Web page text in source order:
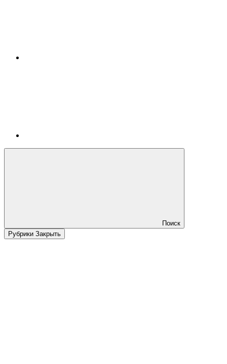
Поиск
Рубрики Закрыть